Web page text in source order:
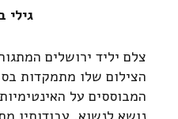
גילי
צלם יליד ירושלים
הצילום שלו מתמקדות
המבוססים על